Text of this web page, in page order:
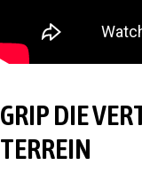
GRIP DIE
TERREIN